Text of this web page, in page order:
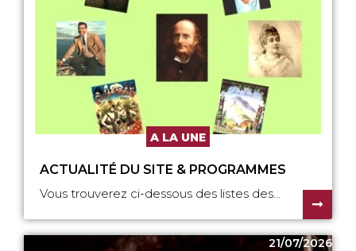
A LA UNE
ACTUALITÉ DU SITE & PROGRAMMES
Vous trouverez ci-dessous des listes des...
21/07/2026